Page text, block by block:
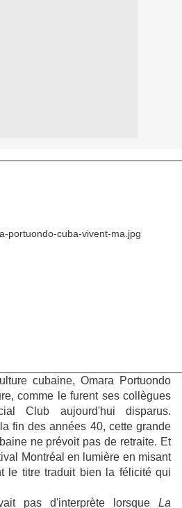
cubaine, Omara Portuondo
comme le furent ses collègues
Club aujourd'hui disparus.
fin des années 40, cette grande
ne prévoit pas de retraite. Et
Montréal en lumière en misant
le titre traduit bien la félicité qui
pas d'interprète lorsque La